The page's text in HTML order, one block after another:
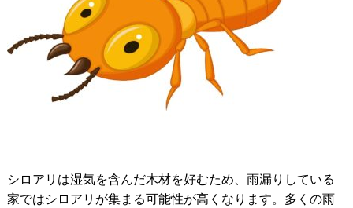
シロアリは湿気を含んだ木材を好むため、雨漏りしている
家ではシロアリが集まる可能性が高くなります。多くの雨